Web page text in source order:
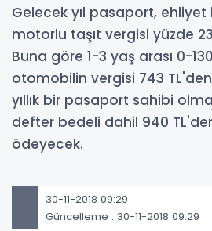
Gelecek yıl pasaport, ehliyet
motorlu taşıt vergisi yüzde
Buna göre 1-3 yaş arası 0-
otomobilin vergisi 743 TL'den
yıllık bir pasaport sahibi
defter bedeli dahil 940
ödeyecek.
30-11-2018 09:29
Güncelleme : 30-11-2018 09:29